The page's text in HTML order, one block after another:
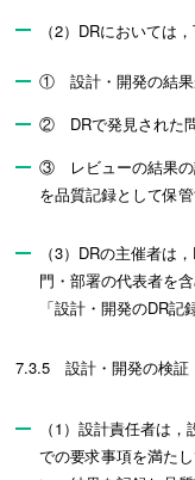
（2）DRにおいては
① 設計・開発の結果
② DRで発見された問
③ レビューの結果の
を品質記録として保管
（3）DRの主催者は
門・部署の代表者を含
「設計・開発のDR記
7.3.5 設計・開発の検証
（1）設計責任者は
での要求事項を満た